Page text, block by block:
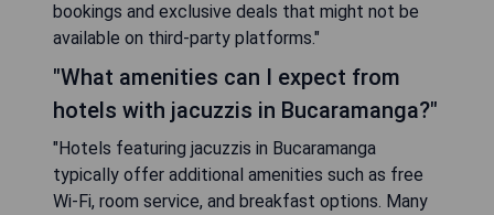
bookings and exclusive deals that might not be
available on third-party platforms."
"What amenities can I expect from
hotels with jacuzzis in Bucaramanga?"
"Hotels featuring jacuzzis in Bucaramanga
typically offer additional amenities such as free
Wi-Fi, room service, and breakfast options. Many